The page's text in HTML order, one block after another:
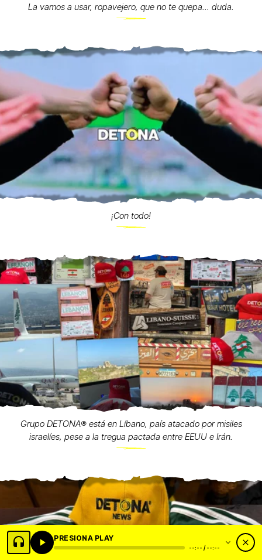
La vamos a usar, ropavejero, que no te quepa... duda.
¡Con todo!
Grupo DETONA®️ está en Líbano, país atacado por misiles
israelíes, pese a la tregua pactada entre EEUU e Irán.
PRESIONA PLAY
--:-- / --:--